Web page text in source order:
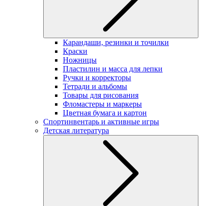
Карандаши, резинки и точилки
Краски
Ножницы
Пластилин и масса для лепки
Ручки и корректоры
Тетради и альбомы
Товары для рисования
Фломастеры и маркеры
Цветная бумага и картон
Спортинвентарь и активные игры
Детская литература